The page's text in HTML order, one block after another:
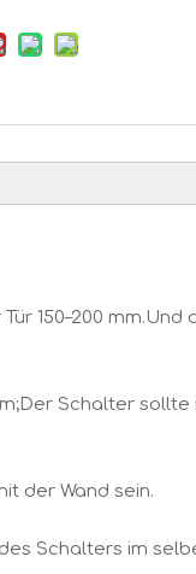
150–200 mm.Und
Schalter
der Wand sein.
Schalters im